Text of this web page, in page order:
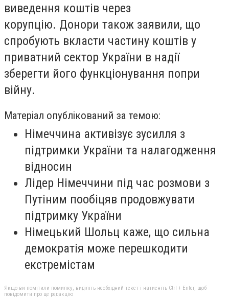
виведення коштів через
корупцію. Донори також заявили, що
спробують вкласти частину коштів у
приватний сектор України в надії
зберегти його функціонування попри
війну.
Матеріал опублікований за темою:
Німеччина активізує зусилля з
підтримки України та налагодження
відносин
Лідер Німеччини під час розмови з
Путіним пообіцяв продовжувати
підтримку України
Німецький Шольц каже, що сильна
демократія може перешкодити
екстремістам
Якщо ви помітили помилку, виділіть необхідний текст і натисніть Ctrl + Enter, щоб
повідомити про це редакцію